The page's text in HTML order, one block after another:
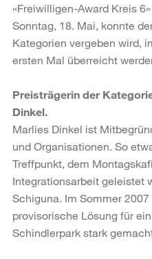
«Freiwilligen-Award Kreis
Sonntag, 18. Mai, konnte
Kategorien vergeben wird,
ersten Mal überreicht
Preisträgerin der
Dinkel.
Marlies Dinkel ist
und Organisationen. So
Treffpunkt, dem
Integrationsarbeit geleistet
Schiguna. Im Sommer
provisorische Lösung für
Schindlerpark stark